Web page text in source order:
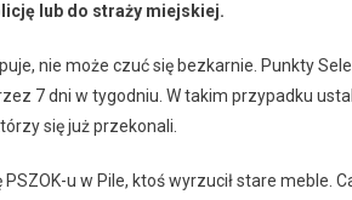
lub do straży miejskiej.
nie może czuć się bezkarnie. Punkty
7 dni w tygodniu. W takim przypadku
się już przekonali.
u w Pile, ktoś wyrzucił stare meble.